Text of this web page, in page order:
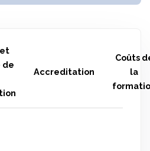
de
Accreditation
Coûts
la